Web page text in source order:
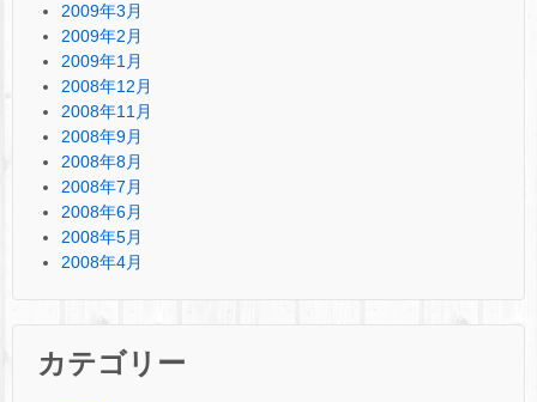
2009年3月
2009年2月
2009年1月
2008年12月
2008年11月
2008年9月
2008年8月
2008年7月
2008年6月
2008年5月
2008年4月
カテゴリー